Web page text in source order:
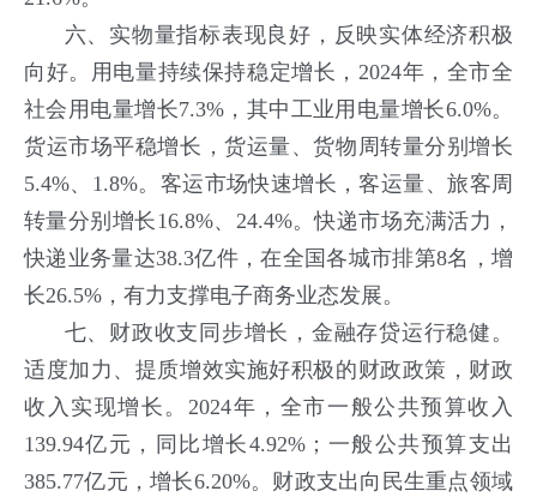
六、实物量指标表现良好，反映实体经济积极
向好。
用电量持续保持稳定增长，2024年，全市全
社会用电量增长7.3%，其中工业用电量增长6.0%。
货运市场平稳增长，货运量、货物周转量分别增长
5.4%、1.8%。客运市场快速增长，客运量、旅客周
转量分别增长16.8%、24.4%。快递市场充满活力，
快递业务量达38.3亿件，在全国各城市排第8名，增
长26.5%，有力支撑电子商务业态发展。
七、财政收支同步增长，金融存贷运行稳健。
适度加力、提质增效实施好积极的财政政策，财政
收入实现增长。2024年，全市一般公共预算收入
139.94亿元，同比增长4.92%；一般公共预算支出
385.77亿元，增长6.20%。财政支出向民生重点领域